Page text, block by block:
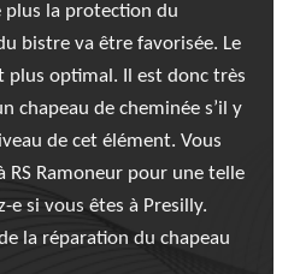
plus la protection du
bistre va être favorisée. Le
plus optimal. Il est donc très
chapeau de cheminée s’il y
de cet élément. Vous
RS Ramoneur pour une telle
si vous êtes à Presilly.
la réparation du chapeau